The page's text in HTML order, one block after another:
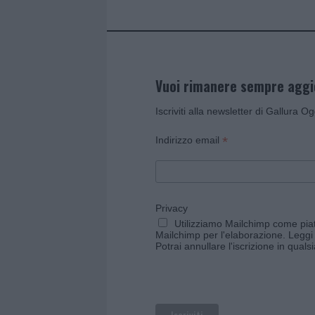
Vuoi rimanere sempre
Iscriviti alla newsletter di Gallura
Indirizzo email *
Privacy
Utilizziamo Mailchimp come
Mailchimp per l'elaborazione.
Potrai annullare l'iscrizione in